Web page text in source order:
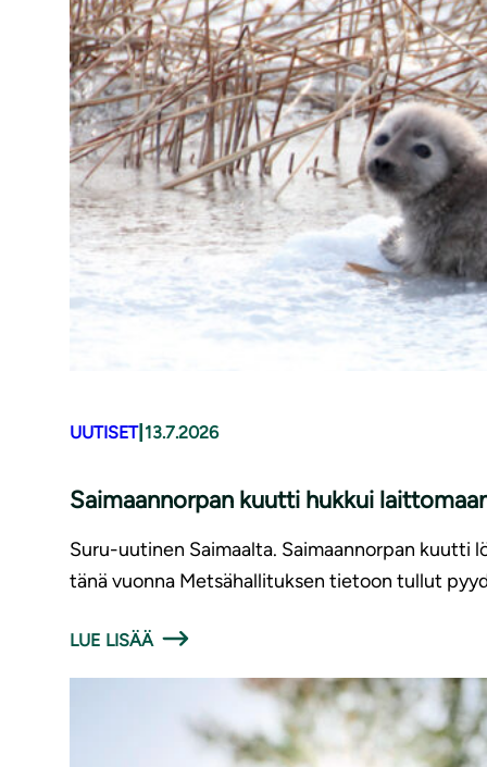
UUTISET| 13.7.2026
Saimaannorpan kuutti hukkui
Suru-uutinen Saimaalta. Saimaannorpan kuutti
tänä vuonna Metsähallituksen tietoon tullut
LUE LISÄÄ